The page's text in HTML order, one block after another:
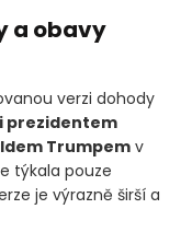
a obavy
verzi dohody
prezidentem
Trumpem v
týkala pouze
je výrazně širší a